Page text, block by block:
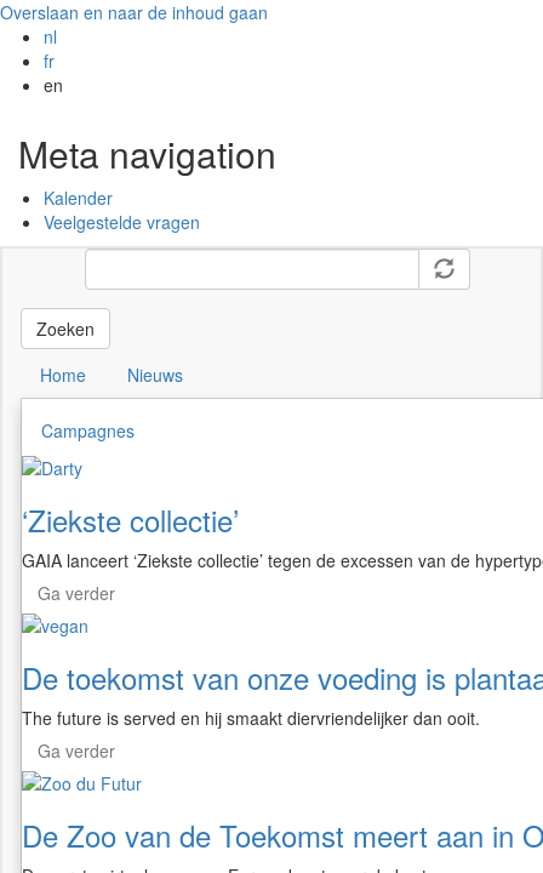
Overslaan en naar de inhoud gaan
nl
fr
en
Meta navigation
Kalender
Veelgestelde vragen
Zoeken
Home
Nieuws
Campagnes
‘Ziekste collectie’
GAIA lanceert ‘Ziekste collectie’ tegen de excessen van de
Ga verder
De toekomst van onze voeding is
The future is served en hij smaakt diervriendelijker dan ooit.
Ga verder
De Zoo van de Toekomst meert aan in